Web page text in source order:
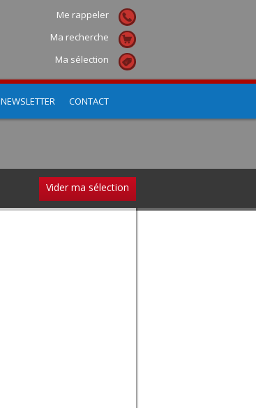
NEWSLETTER CONTACT
Me rappeler
Ma recherche
Ma sélection
Vider ma sélection